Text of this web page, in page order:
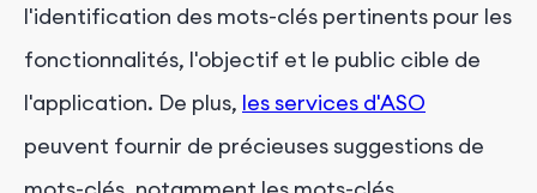
l'identification des mots-clés pertinents pour les
fonctionnalités, l'objectif et le public cible de
l'application. De plus, les services d'ASO
peuvent fournir de précieuses suggestions de